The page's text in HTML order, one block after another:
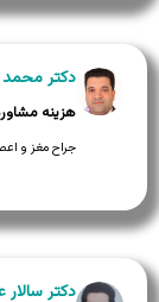
دکتر محمد
جراح مغز و
دکتر